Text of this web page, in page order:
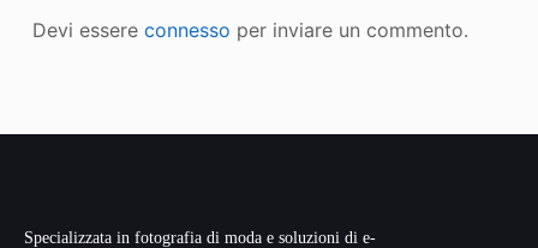
Devi essere connesso per inviare un commento.
Specializzata in fotografia di moda e soluzioni di e-